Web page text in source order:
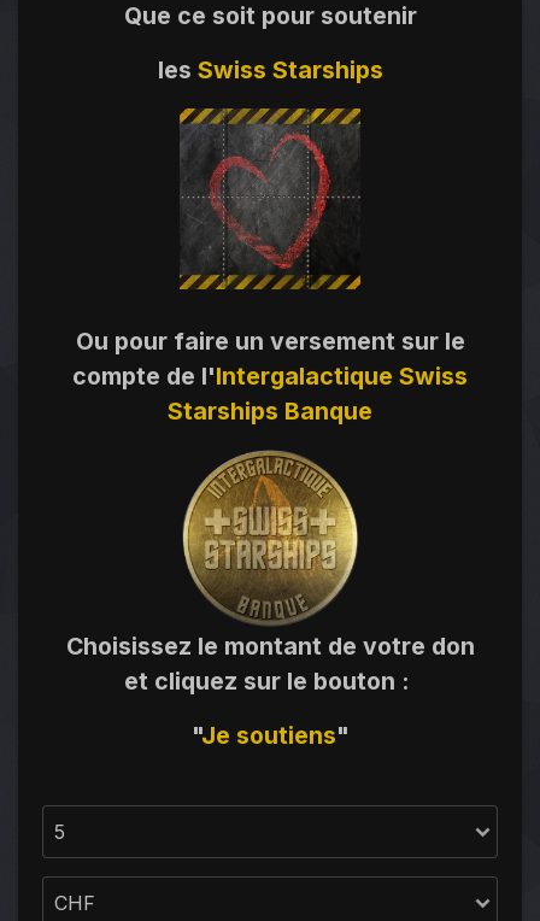
Que ce soit pour soutenir
les Swiss Starships
Ou pour faire un versement sur le
compte de l'Intergalactique Swiss
Starships Banque
Choisissez le montant de votre don
et cliquez sur le bouton :
"Je soutiens"